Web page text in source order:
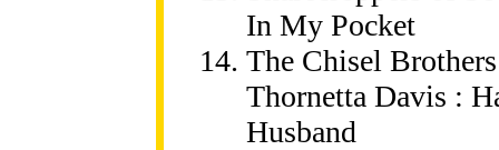
In My Pocket
The Chisel
Thornetta Davis :
Husband